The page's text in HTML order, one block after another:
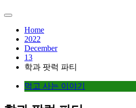
Home
2022
December
13
학과 팟럭 파티
먹고 사는 이야기